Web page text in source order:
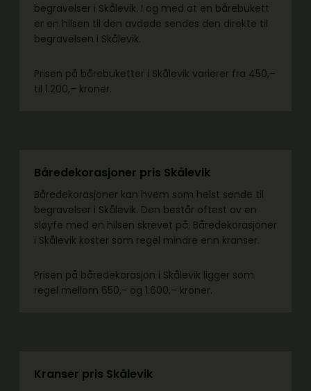
begravelser i Skålevik. I og med at en bårebukett
er en hilsen til den avdøde sendes den direkte til
begravelsen i Skålevik.
Prisen på bårebuketter i Skålevik varierer fra 450,–
til 1.200,– kroner.
Båredekorasjoner pris Skålevik
Båredekorasjoner kan hvem som helst sende til
begravelser i Skålevik. Den består oftest av en
sløyfe med en hilsen skrevet på. Båredekorasjoner
i Skålevik koster som regel mindre enn kranser.
Prisen på båredekorasjon i Skålevik ligger som
regel mellom 650,- og 1.600,– kroner.
Kranser pris Skålevik